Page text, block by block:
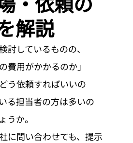
解説
討しているものの、
費用がかかるのか」
う依頼すればいいの
る担当者の方は多いの
うか。
に問い合わせても、提示